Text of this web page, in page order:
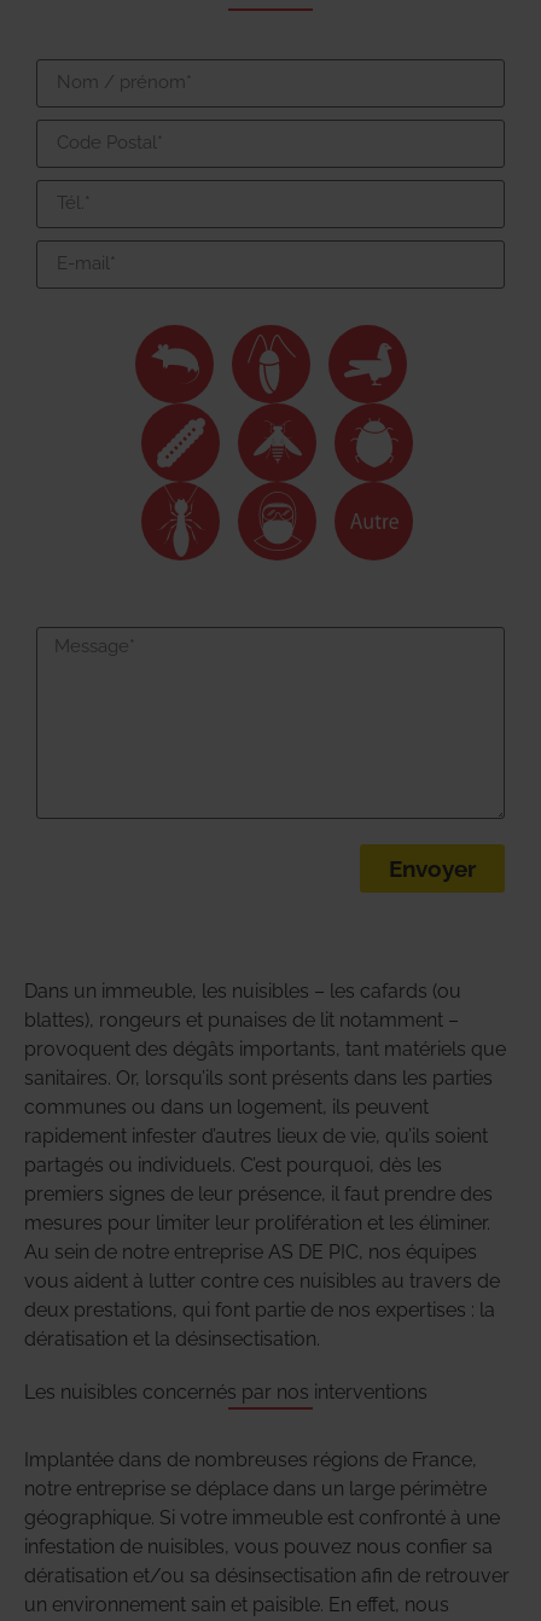
Envoyer
Dans un immeuble, les nuisibles – les cafards (ou
blattes), rongeurs et punaises de lit notamment –
provoquent des dégâts importants, tant matériels que
sanitaires. Or, lorsqu’ils sont présents dans les parties
communes ou dans un logement, ils peuvent
rapidement infester d’autres lieux de vie, qu’ils soient
partagés ou individuels. C’est pourquoi, dès les
premiers signes de leur présence, il faut prendre des
mesures pour limiter leur prolifération et les éliminer.
Au sein de notre entreprise AS DE PIC, nos équipes
vous aident à lutter contre ces nuisibles au travers de
deux prestations, qui font partie de nos expertises : la
dératisation et la désinsectisation.
Les nuisibles concernés par nos interventions
Implantée dans de nombreuses régions de France,
notre entreprise se déplace dans un large périmètre
géographique. Si votre immeuble est confronté à une
infestation de nuisibles, vous pouvez nous confier sa
dératisation et/ou sa désinsectisation afin de retrouver
un environnement sain et paisible. En effet, nous